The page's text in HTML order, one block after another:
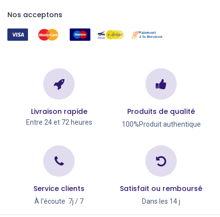
Nos acceptons
Livraison rapide
Entre 24 et 72 heures
Produits de qualité
100%Produit authentique
Service clients
À l'écoute 7j / 7
Satisfait ou remboursé
Dans les 14 j